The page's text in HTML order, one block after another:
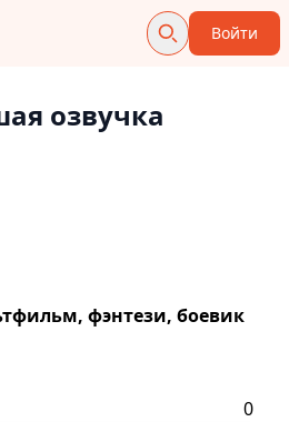
Войти
озвучка
фэнтези, боевик
0